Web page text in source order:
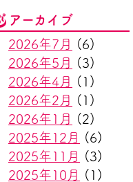
アーカイブ
2026年7月
(6)
2026年5月
(3)
2026年4月
(1)
2026年2月
(1)
2026年1月
(2)
2025年12月
(6)
2025年11月
(3)
2025年10月
(1)